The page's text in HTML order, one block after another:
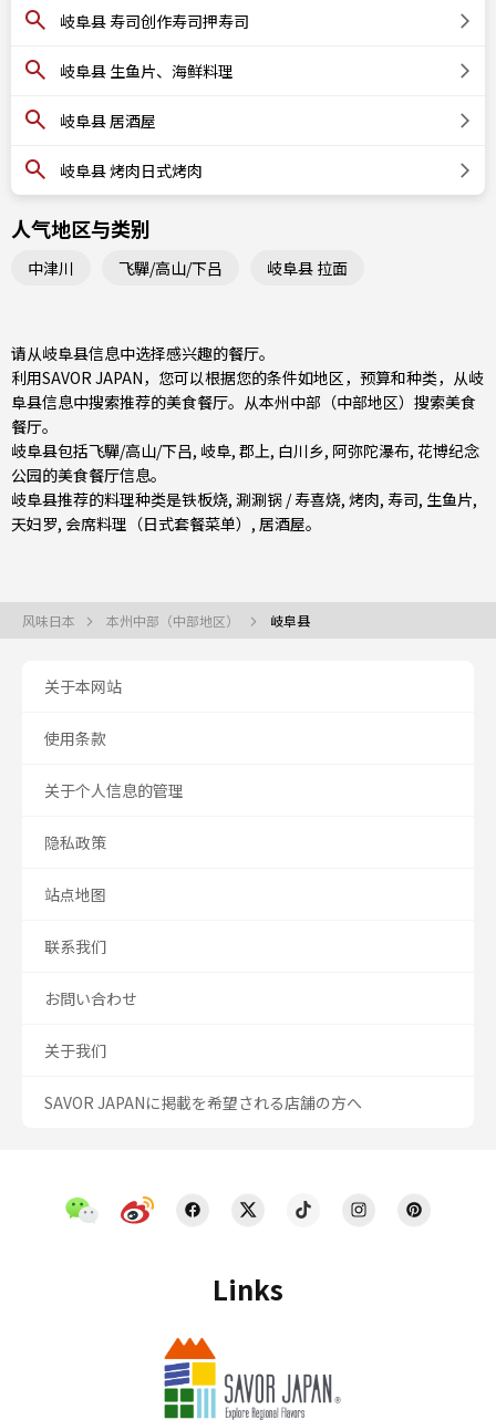
岐阜县 寿司创作寿司押寿司
岐阜县 生鱼片、海鲜料理
岐阜县 居酒屋
岐阜县 烤肉日式烤肉
人气地区与类别
中津川 飞驒/高山/下吕 岐阜县 拉面
请从岐阜县信息中选择感兴趣的餐厅。
利用SAVOR JAPAN，您可以根据您的条件如地区，预算和种类，从岐
阜县信息中搜索推荐的美食餐厅。从本州中部（中部地区） 搜索美食
餐厅。
岐阜县包括飞驒/高山/下吕, 岐阜, 郡上, 白川乡, 阿弥陀瀑布, 花博纪念
公园的美食餐厅信息。
岐阜县推荐的料理种类是铁板烧, 涮涮锅 / 寿喜烧, 烤肉, 寿司, 生鱼片,
天妇罗, 会席料理（日式套餐菜单） , 居酒屋。
风味日本 本州中部（中部地区） 岐阜县
Links
关于本网站
使用条款
关于个人信息的管理
隐私政策
站点地图
联系我们
お問い合わせ
关于我们
SAVOR JAPANに掲載を希望される店舗の方へ